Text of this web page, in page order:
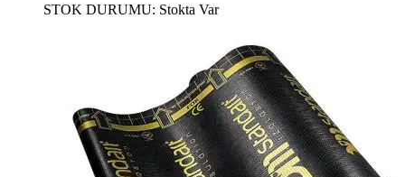
STOK DURUMU: Stokta Var